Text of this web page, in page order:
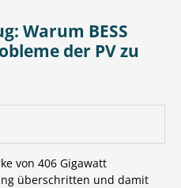
Warum BESS
der PV zu
von 406 Gigawatt
überschritten und damit